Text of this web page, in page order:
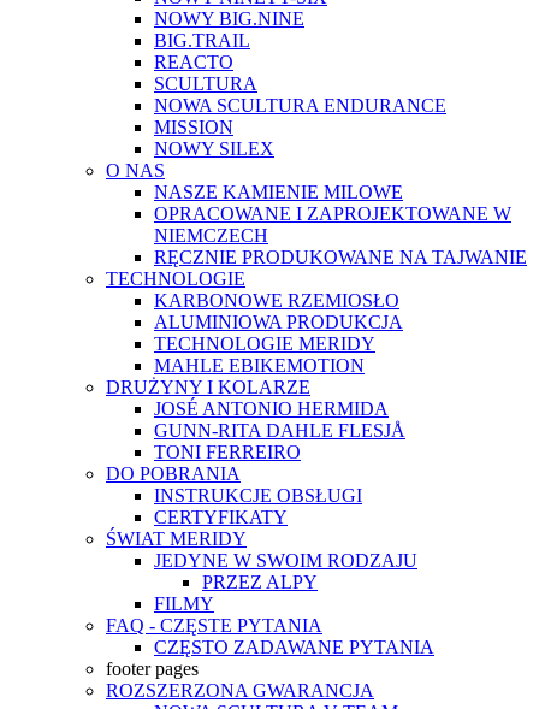
NOWY BIG.NINE
BIG.TRAIL
REACTO
SCULTURA
NOWA SCULTURA ENDURANCE
MISSION
NOWY SILEX
O NAS
NASZE KAMIENIE MILOWE
OPRACOWANE I ZAPROJEKTOWANE W
NIEMCZECH
RĘCZNIE PRODUKOWANE NA TAJWANIE
TECHNOLOGIE
KARBONOWE RZEMIOSŁO
ALUMINIOWA PRODUKCJA
TECHNOLOGIE MERIDY
MAHLE EBIKEMOTION
DRUŻYNY I KOLARZE
JOSÉ ANTONIO HERMIDA
GUNN-RITA DAHLE FLESJÅ
TONI FERREIRO
DO POBRANIA
INSTRUKCJE OBSŁUGI
CERTYFIKATY
ŚWIAT MERIDY
JEDYNE W SWOIM RODZAJU
PRZEZ ALPY
FILMY
FAQ - CZĘSTE PYTANIA
CZĘSTO ZADAWANE PYTANIA
footer pages
ROZSZERZONA GWARANCJA